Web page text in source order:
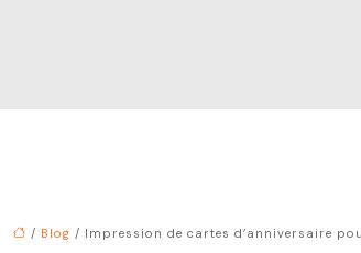
/ Blog / Impression de cartes d’anniversaire